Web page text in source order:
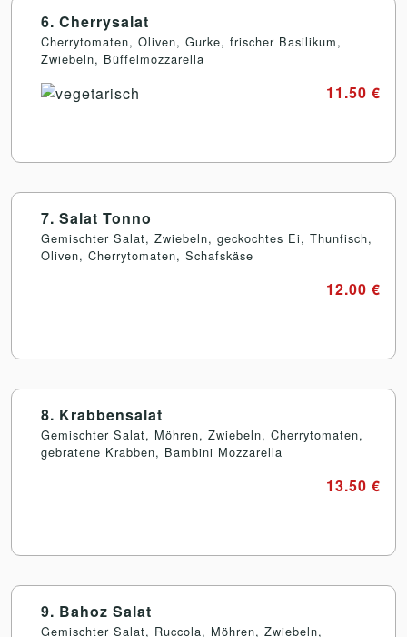
6. Cherrysalat
Cherrytomaten, Oliven, Gurke, frischer Basilikum,
Zwiebeln, Büffelmozzarella
11.50 €
7. Salat Tonno
Gemischter Salat, Zwiebeln, geckochtes Ei, Thunfisch,
Oliven, Cherrytomaten, Schafskäse
12.00 €
8. Krabbensalat
Gemischter Salat, Möhren, Zwiebeln, Cherrytomaten,
gebratene Krabben, Bambini Mozzarella
13.50 €
9. Bahoz Salat
Gemischter Salat, Ruccola, Möhren, Zwiebeln,